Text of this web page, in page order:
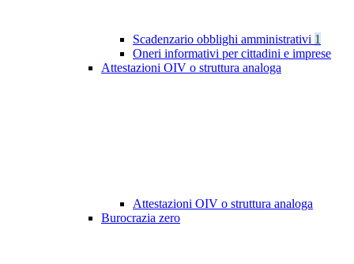
Scadenzario obblighi amministrativi 1
Oneri informativi per cittadini e imprese
Attestazioni OIV o struttura analoga
Attestazioni OIV o struttura analoga
Burocrazia zero